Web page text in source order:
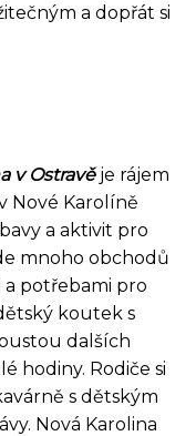
a dopřát si
v Ostravěje rájem
Nové Karolíně
a aktivit pro
mnoho obchodů
potřebami pro
koutek s
dalších
hodiny. Rodiče si
s dětským
Nová Karolina